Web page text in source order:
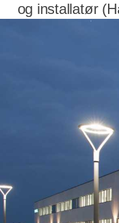
og installatør